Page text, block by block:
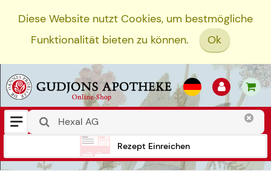
Diese Website nutzt Cookies, um bestmögliche
Funktionalität bieten zu können.
Ok
Rezept Einreichen